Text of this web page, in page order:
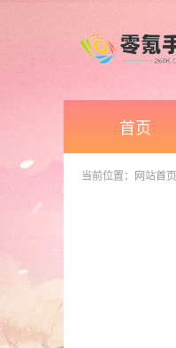
首页
当前位置： 网站首页